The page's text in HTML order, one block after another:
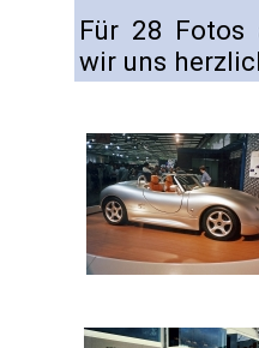
Für 28 Fotos
wir uns